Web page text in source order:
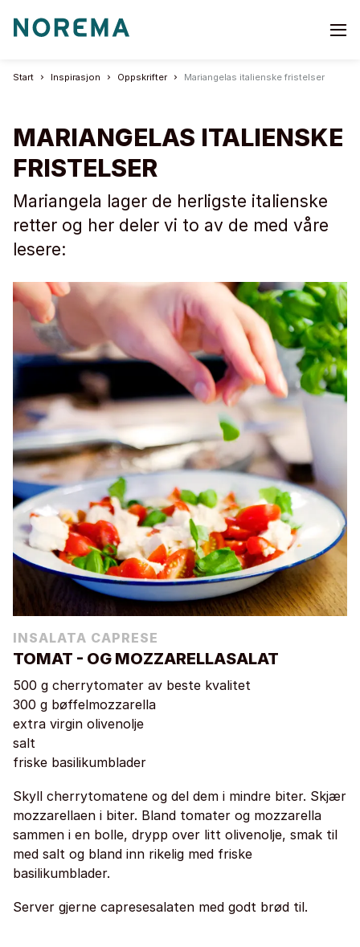
Go
page
Start Inspirasjon Oppskrifter Mariangelas italienske fristelser
MARIANGELAS ITALIENSKE
FRISTELSER
Mariangela lager de herligste italienske
retter og her deler vi to av de med våre
lesere:
INSALATA CAPRESE
TOMAT - OG MOZZARELLASALAT
500 g cherrytomater av beste kvalitet
300 g bøffelmozzarella
extra virgin olivenolje
salt
friske basilikumblader
Skyll cherrytomatene og del dem i mindre biter. Skjær
mozzarellaen i biter. Bland tomater og mozzarella
sammen i en bolle, drypp over litt olivenolje, smak til
med salt og bland inn rikelig med friske
basilikumblader.
Server gjerne capresesalaten med godt brød til.